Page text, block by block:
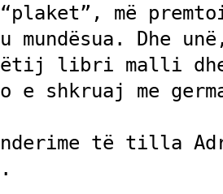
më
Dhe
libri malli dhe
e shkruaj me
të tilla